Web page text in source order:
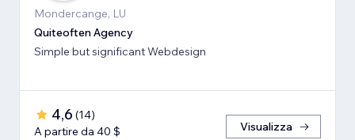
Mondercange, LU
Quiteoften Agency
Simple but significant Webdesign
4,6 (14)
A partire da 40 $
Visualizza